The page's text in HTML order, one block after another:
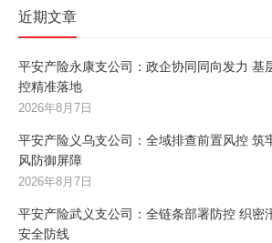
近期文章
平安产险永康支公司：政企协同同向发力 基
控精准落地
2026年8月7日
平安产险义乌支公司：全域排查前置风控 筑
风防御屏障
2026年8月7日
平安产险武义支公司：全链条部署防控 织密
安全防线